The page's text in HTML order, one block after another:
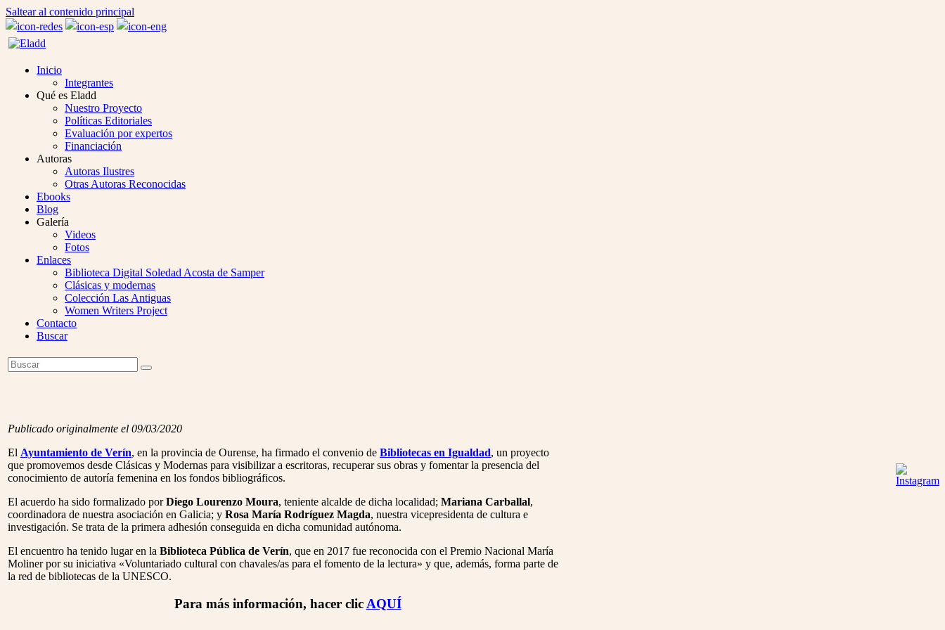
Saltear al contenido principal
Inicio
Integrantes
Qué es Eladd
Nuestro Proyecto
Políticas Editoriales
Evaluación por expertos
Financiación
Autoras
Autoras Ilustres
Otras Autoras Reconocidas
Ebooks
Blog
Galería
Videos
Fotos
Enlaces
Biblioteca Digital Soledad Acosta de Samper
Clásicas y modernas
Colección Las Antiguas
Women Writers Project
Contacto
Buscar
Open
Mobile
Buscar
Enviar
Publicado originalmente el 09/03/2020
El Ayuntamiento de Verín, en la provincia de Ourense, ha firmado el convenio de Bibliotecas en Igualdad, un proyecto
que promovemos desde Clásicas y Modernas para visibilizar a escritoras, recuperar sus obras y fomentar la presencia del
conocimiento de autoría femenina en los fondos bibliográficos.
El acuerdo ha sido formalizado porDiego Lourenzo Moura, teniente alcalde de dicha localidad; Mariana Carballal,
coordinadora de nuestra asociación en Galicia; y Rosa María Rodríguez Magda, nuestra vicepresidenta de cultura e
investigación. Se trata de la primera adhesión conseguida en dicha comunidad autónoma.
El encuentro ha tenido lugar en la Biblioteca Pública de Verín, que en 2017 fue reconocida con el Premio Nacional María
Moliner por su iniciativa «Voluntariado cultural con chavales/as para el fomento de la lectura» y que, además, forma parte de
la red de bibliotecas de la UNESCO.
Para más información, hacer clic AQUÍ